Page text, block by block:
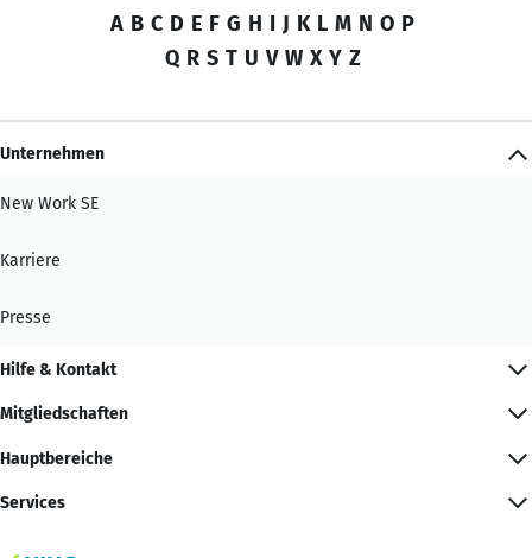
A B C D E F G H I J K L M N O P
Q R S T U V W X Y Z
Unternehmen
New Work SE
Karriere
Presse
Hilfe & Kontakt
Mitgliedschaften
Hauptbereiche
Services